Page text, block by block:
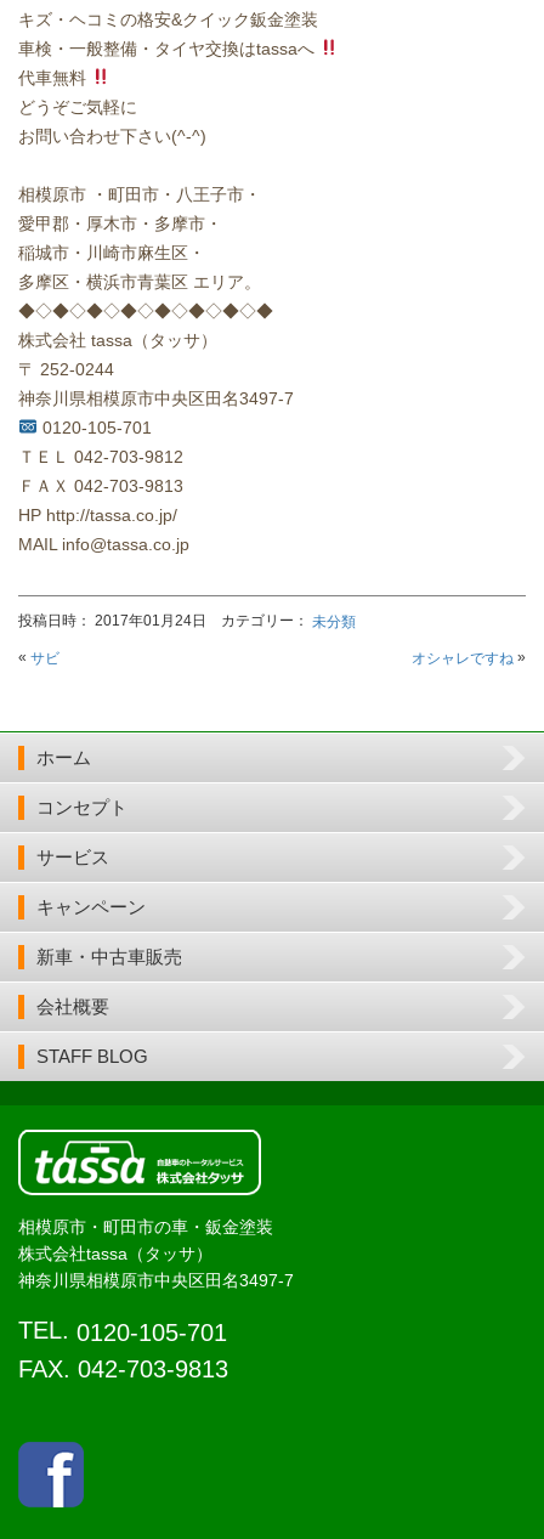
キズ・ヘコミの格安&クイック鈑金塗装
車検・一般整備・タイヤ交換はtassaへ
代車無料
どうぞご気軽に
お問い合わせ下さい(^-^)
相模原市 ・町田市・八王子市・
愛甲郡・厚木市・多摩市・
稲城市・川崎市麻生区・
多摩区・横浜市青葉区 エリア。
◆◇◆◇◆◇◆◇◆◇◆◇◆◇◆
株式会社 tassa（タッサ）
〒 252-0244
神奈川県相模原市中央区田名3497-7
0120-105-701
ＴＥＬ 042-703-9812
ＦＡＸ 042-703-9813
HP http://tassa.co.jp/
MAIL info@tassa.co.jp
投稿日時： 2017年01月24日 カテゴリー： 未分類
« サビ オシャレですね »
ホーム
コンセプト
サービス
キャンペーン
新車・中古車販売
会社概要
STAFF BLOG
相模原市・町田市の車・鈑金塗装
株式会社tassa（タッサ）
神奈川県相模原市中央区田名3497-7
TEL. 0120-105-701
FAX. 042-703-9813